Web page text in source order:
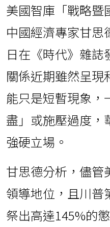
美國智庫「戰略暨
中國經濟專家甘思
日在《時代》雜誌
關係近期雖然呈現
能只是短暫現象，
盡」或施壓過度，
強硬立場。
甘思德分析，儘管
領導地位，且川普
祭出高達145%的